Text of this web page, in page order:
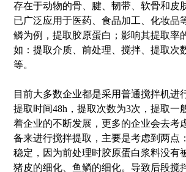
存在于动物的骨、腱、韧带、软骨和皮
已广泛应用于医药、食品加工、化妆品
鳞为例，提取胶原蛋白；影响其提取率
如：提取介质、前处理、搅拌、提取次
等。
目前大多数企业都是采用普通搅拌机进
提取时间48h，提取次数为3次，提取一
着企业的不断发展，更多的企业会去考
备来进行搅拌提取，主要是考虑到两点
稳定，因为前处理时胶原蛋白浆料没有
猪皮的细化、鱼鳞的细化。导致后段搅